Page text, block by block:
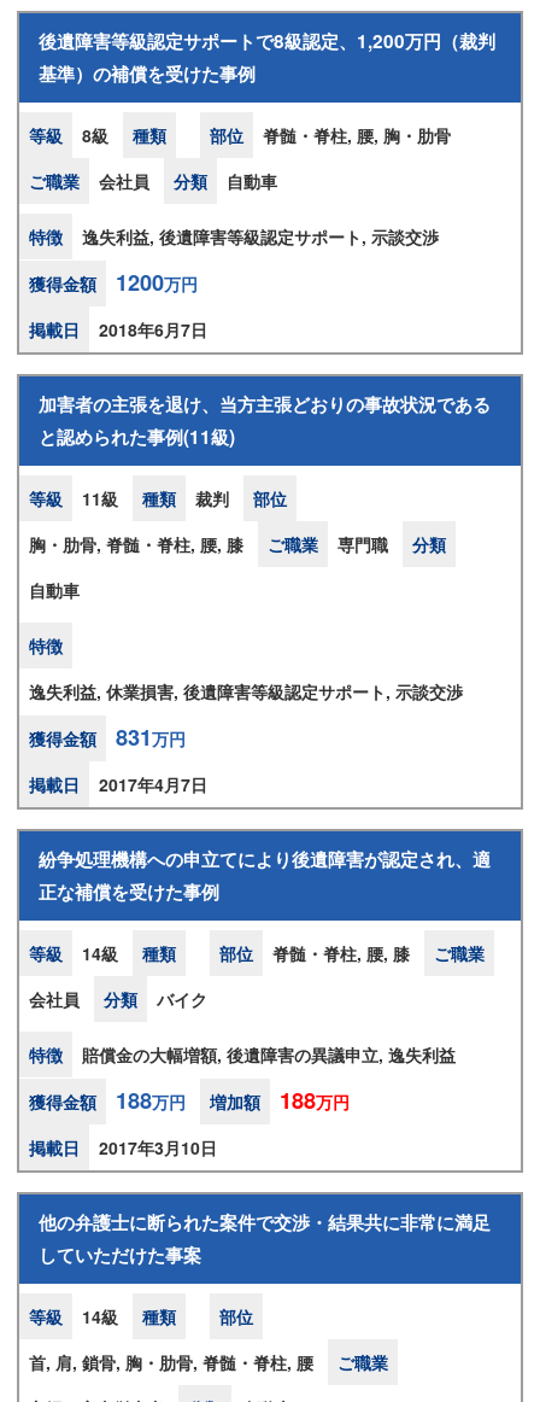
後遺障害等級認定サポートで8級認定、1,200万円（裁判
基準）の補償を受けた事例
等級 8級 種類 部位
脊髄・脊柱, 腰, 胸・肋骨
ご職業
会社員 分類 自動車
特徴
逸失利益, 後遺障害等級認定サポート, 示談交渉
獲得金額
1200万円
掲載日
2018年6月7日
加害者の主張を退け、当方主張どおりの事故状況である
と認められた事例(11級)
等級 11級 種類 裁判
部位
胸・肋骨, 脊髄・脊柱, 腰, 膝
ご職業 専門職
分類
自動車
特徴
逸失利益, 休業損害, 後遺障害等級認定サポート, 示談交渉
獲得金額
831万円
掲載日
2017年4月7日
紛争処理機構への申立てにより後遺障害が認定され、適
正な補償を受けた事例
等級 14級 種類 部位 脊髄・脊柱, 腰, 膝
ご職業
会社員
分類 バイク
特徴
賠償金の大幅増額, 後遺障害の異議申立, 逸失利益
獲得金額
188万円 増加額 188万円
掲載日
2017年3月10日
他の弁護士に断られた案件で交渉・結果共に非常に満足
していただけた事案
等級 14級 種類
部位
首, 肩, 鎖骨, 胸・肋骨, 脊髄・脊柱, 腰
ご職業